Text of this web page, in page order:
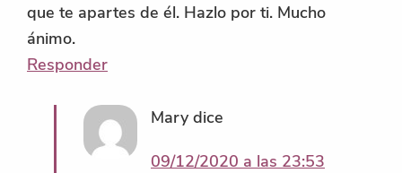
que te apartes de él. Hazlo por ti. Mucho
ánimo.
Responder
Mary dice
09/12/2020 a las 23:53